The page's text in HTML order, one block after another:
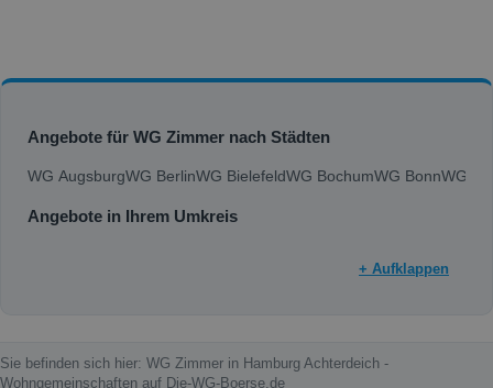
Angebote für WG Zimmer nach Städten
WG AugsburgWG BerlinWG BielefeldWG BochumWG BonnWG
Angebote in Ihrem Umkreis
+ Aufklappen
Sie befinden sich hier: WG Zimmer in Hamburg Achterdeich -
Wohngemeinschaften auf Die-WG-Boerse.de